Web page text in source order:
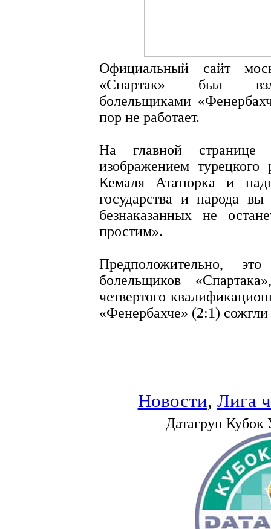
Официальный сайт
«Спартак» был
болельщиками
пор не работает.
На главной странице
изображением турецкого
Кемаля Ататюрка и
государства и народа
безнаказанных не
простим».
Предположительно,
болельщиков
четвертого
«Фенербахче» (2:1)
Новости, Лига
Датагруп